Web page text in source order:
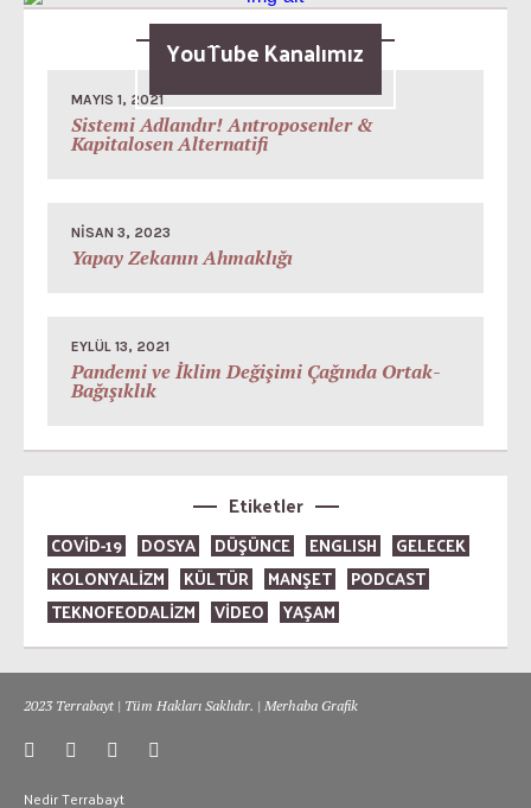
YouTube Kanalımız
Okunsun Dediklerimiz
MAYIS 1, 2021
Sistemi Adlandır! Antroposenler &
Kapitalosen Alternatifi
NISAN 3, 2023
Yapay Zekanın Ahmaklığı
EYLÜL 13, 2021
Pandemi ve İklim Değişimi Çağında Ortak-
Bağışıklık
Etiketler
COVID-19 DOSYA DÜŞÜNCE ENGLISH
GELECEK
KOLONYALİZM
KÜLTÜR MANŞET
PODCAST
TEKNOFEODALİZM
VİDEO YAŞAM
2023 Terrabayt | Tüm Hakları Saklıdır. | Merhaba Grafik
Nedir Terrabayt